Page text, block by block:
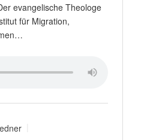
evangelische Theologe
für Migration,